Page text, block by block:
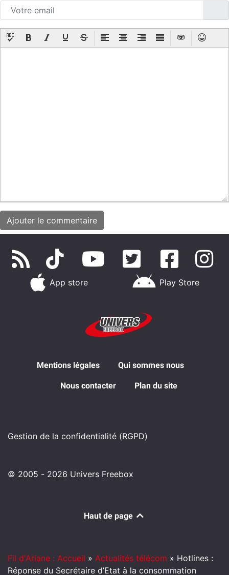
App store Play Store
Mentions légales Qui sommes nous
Nous contacter Plan du site
Gestion de la confidentialité (RGPD)
© 2005 - 2026 Univers Freebox
Haut de page
Fil d'Ariane : Accueil » Actualités télécom » Hotlines :
Réponse du Secrétaire d’Etat à la consommation